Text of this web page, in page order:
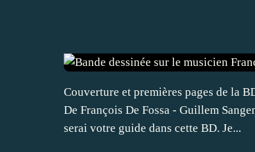
Couverture et premières pages de la
De François De Fossa - Guillem
serai votre guide dans cette BD. Je...